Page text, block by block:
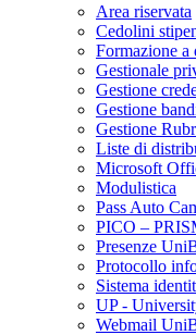
Area riservata
Cedolini
Formazione a
Gestionale
Gestione
Gestione
Gestione
Liste di
Microsoft
Modulistica
Pass Auto
PICO –
Presenze
Protocollo
Sistema
UP -
Webmail